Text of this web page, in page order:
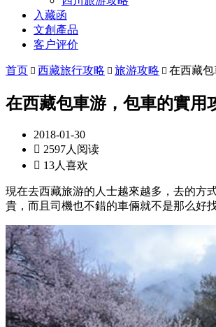
入藏函
文創產品
客户评价
首页  西藏旅行攻略  旅游攻略  在西藏
在西藏包車游，包車的實用
2018-01-30
 2597人阅读
 13人喜欢
現在去西藏旅游的人士越來越多，去的方
貴，而且司機也不錯的車倆就不是那么好